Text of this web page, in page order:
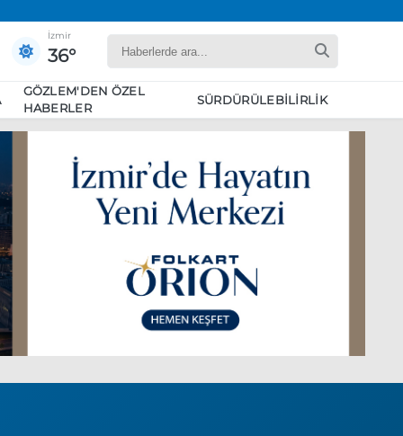
İzmir
36°
GÖZLEM'DEN ÖZEL
HABERLER
SÜRDÜRÜLEBILIRLIK
edecek